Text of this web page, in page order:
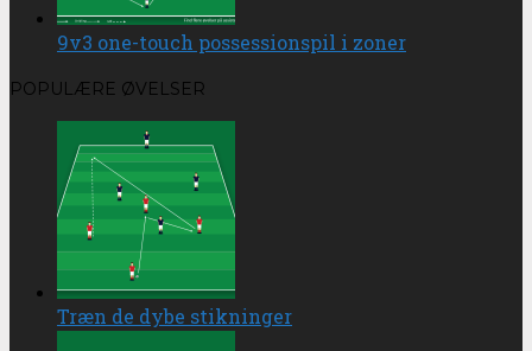
9v3 one-touch possessionspil i zoner
POPULÆRE ØVELSER
Træn de dybe stikninger